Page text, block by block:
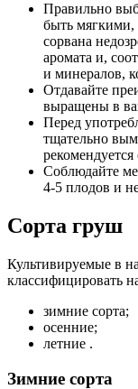
Правильно
быть мягкими,
сорвана
аромата и,
и минералов,
Отдавайте
выращены в
Перед
тщательно
Соблюдайте
4-5 плодов и
Сорта груш
Культивируемые в
классифицировать
зимние сорта;
осенние;
летние .
Зимние сорта